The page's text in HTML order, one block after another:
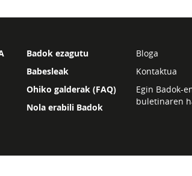
Badok ezagutu
Babesleak
Ohiko galderak (FAQ)
Nola erabili Badok
Bloga
Kontaktua
Egin Badok-
buletinaren